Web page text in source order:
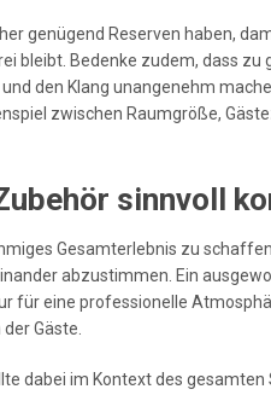
genügend Reserven haben,
bleibt. Bedenke zudem, dass zu
den Klang unangenehm
zwischen Raumgröße,
sinnvoll
Gesamterlebnis zu
abzustimmen. Ein
für eine professionelle
Gäste.
dabei im Kontext des